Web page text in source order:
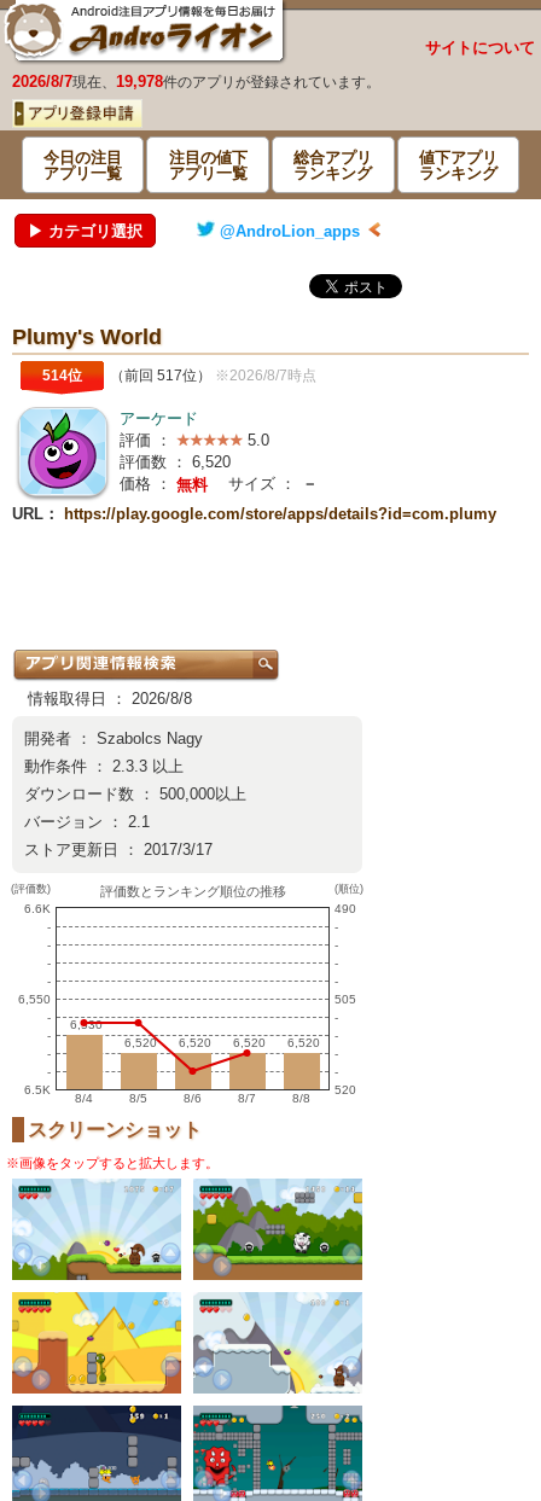
サイトについて
2026/8/7現在、 19,978件のアプリが登録されています。
今日の注目
アプリ一覧
注目の値下
アプリ一覧
総合アプリ
ランキング
値下アプリ
ランキング
▶ カテゴリ選択 @AndroLion_apps
Plumy's World
514位 （前回 517位） ※2026/8/7時点
アーケード
評価 ：
5.0
評価数 ： 6,520
価格 ： 無料 サイズ ：
－
URL：
https://play.google.com/store/apps/details?id=com.plumy
情報取得日 ： 2026/8/8
開発者 ： Szabolcs Nagy
動作条件 ： 2.3.3 以上
ダウンロード数 ： 500,000以上
バージョン ： 2.1
ストア更新日 ： 2017/3/17
(評価数)
6.6K
-
-
-
-
6,550
-
-
-
-
6.5K
評価数とランキング順位の推移
6,530
6,530
6,520
6,520 6,520
6,520 6,520
6,520 6,520
6,520
8/4 8/5 8/6 8/7 8/8
(順位)
490
-
-
-
-
505
-
-
-
-
520
スクリーンショット
※画像をタップすると拡大します。